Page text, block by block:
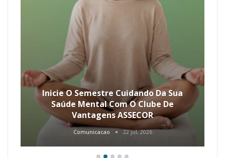
Inicie O Semestre Cuidando Da Sua
Saúde Mental Com O Clube De
Vantagens ASSECOR
Comunicacao 22 jul, 2026